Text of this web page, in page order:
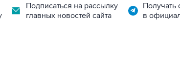
Подписаться на рассылку
главных новостей сайта
Получать
в